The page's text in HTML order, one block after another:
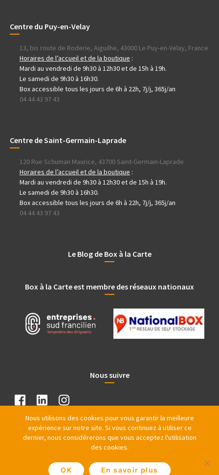
Centre du Puy-en-Velay
13, bis route de Roderie, Aiguilhe, 43000 Le Puy-en-Velay, France
Horaires de l’accueil et de la boutique :
Mardi au vendredi de 9h30 à 12h30 et de 15h à 19h.
Le samedi de 9h30 à 16h30.
Box accessible tous les jours de 6h à 22h, 7j/j, 365j/an
04 44 43 97 43
Centre de Saint-Germain-Laprade
120 Rue Schuman Maurice, 43700 Saint-Germain-Laprade
Horaires de l’accueil et de la boutique :
Mardi au vendredi de 9h30 à 12h30 et de 15h à 19h.
Le samedi de 9h30 à 16h30.
Box accessible tous les jours de 6h à 22h, 7j/j, 365j/an
04 44 43 97 43
Le Blog de Box à la Carte
Box à la Carte est membre des réseaux nationaux
Nous suivre
Nous utilisons des cookies pour vous garantir la meilleure
expérience sur notre site. Si vous continuez à utiliser ce
dernier, nous considérerons que vous acceptez l'utilisation
des cookies.
OK En savoir plus